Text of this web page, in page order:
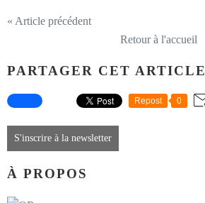
« Article précédent
Retour à l'accueil
PARTAGER CET ARTICLE
Repost 0
S'inscrire à la newsletter
À PROPOS